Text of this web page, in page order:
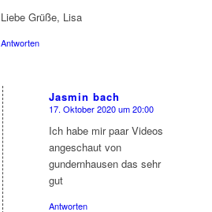
Liebe Grüße, Lisa
Antworten
Jasmin bach
sagte:
17. Oktober 2020 um 20:00
Ich habe mir paar Videos
angeschaut von
gundernhausen das sehr
gut
Antworten